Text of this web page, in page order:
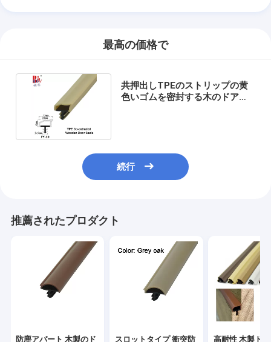
最高の価格で
共押出しTPEのストリップの黄
色いゴムを密封する木のドア・
続行
推薦されたプロダクト
防塵アパート 木製のド スロットタイプ 衝突防 高耐性 木製ド